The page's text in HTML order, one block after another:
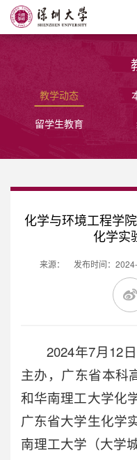
教学动态
留学生教育
化学与环境工程学
化学实
来源： 发布时间：
2024年7月12
主办，广东省本科
和华南理工大学化
广东省大学生化学
南理工大学（大学